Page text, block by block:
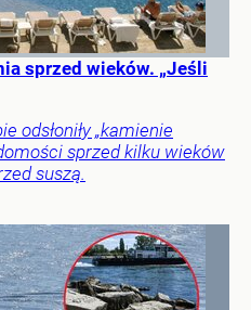
sprzed wieków. „Jeśli
odsłoniły „kamienie
sprzed kilku wieków
suszą.